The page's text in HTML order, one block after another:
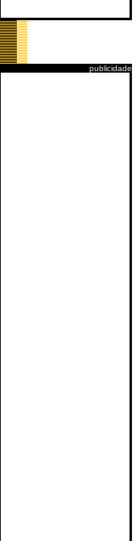
publicidade